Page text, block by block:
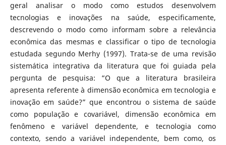
geral analisar o modo como estudos desenvolvem
tecnologias e inovações na saúde, especificamente,
descrevendo o modo como informam sobre a relevância
econômica das mesmas e classificar o tipo de tecnologia
estudada segundo Merhy (1997). Trata-se de uma revisão
sistemática integrativa da literatura que foi guiada pela
pergunta de pesquisa: “O que a literatura brasileira
apresenta referente à dimensão econômica em tecnologia e
inovação em saúde?” que encontrou o sistema de saúde
como população e covariável, dimensão econômica em
fenômeno e variável dependente, e tecnologia como
contexto, sendo a variável independente, bem como, os